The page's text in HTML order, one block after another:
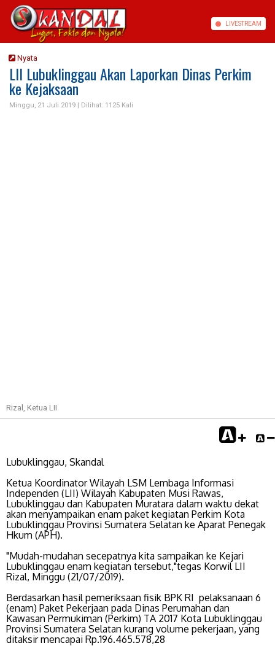
LIVESTREAM
Nyata
LII Lubuklinggau Akan Laporkan Dinas Perkim
ke Kejaksaan
Minggu, 21 Juli 2019 | Dilihat: 1125 Kali
Rizal, Ketua LII
Lubuklinggau, Skandal
Ketua Koordinator Wilayah LSM Lembaga Informasi
Independen (LII) Wilayah Kabupaten Musi Rawas,
Lubuklinggau dan Kabupaten Muratara dalam waktu dekat
akan menyampaikan enam paket kegiatan Perkim Kota
Lubuklinggau Provinsi Sumatera Selatan ke Aparat Penegak
Hkum (APH).
"Mudah-mudahan secepatnya kita sampaikan ke Kejari
Lubuklinggau enam kegiatan tersebut,"tegas Korwil LII
Rizal, Minggu (21/07/2019).
Berdasarkan hasil pemeriksaan fisik BPK RI pelaksanaan 6
(enam) Paket Pekerjaan pada Dinas Perumahan dan
Kawasan Permukiman (Perkim) TA 2017 Kota Lubuklinggau
Provinsi Sumatera Selatan kurang volume pekerjaan, yang
ditaksir mencapai Rp.196.465.578,28